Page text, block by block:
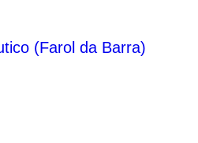
(Farol da Barra)